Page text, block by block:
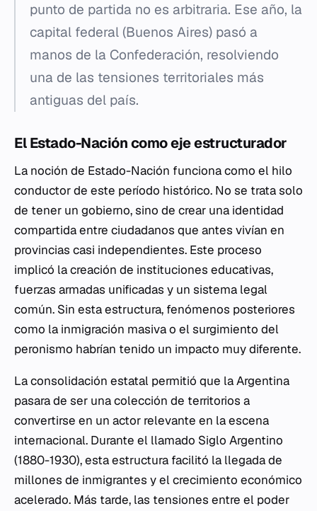
punto de partida no es arbitraria. Ese año, la
capital federal (Buenos Aires) pasó a
manos de la Confederación, resolviendo
una de las tensiones territoriales más
antiguas del país.
El Estado-Nación como eje estructurador
La noción de Estado-Nación funciona como el hilo
conductor de este período histórico. No se trata solo
de tener un gobierno, sino de crear una identidad
compartida entre ciudadanos que antes vivían en
provincias casi independientes. Este proceso
implicó la creación de instituciones educativas,
fuerzas armadas unificadas y un sistema legal
común. Sin esta estructura, fenómenos posteriores
como la inmigración masiva o el surgimiento del
peronismo habrían tenido un impacto muy diferente.
La consolidación estatal permitió que la Argentina
pasara de ser una colección de territorios a
convertirse en un actor relevante en la escena
internacional. Durante el llamado Siglo Argentino
(1880-1930), esta estructura facilitó la llegada de
millones de inmigrantes y el crecimiento económico
acelerado. Más tarde, las tensiones entre el poder